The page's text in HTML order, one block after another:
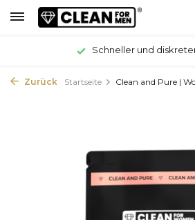
Schneller und
Zurück Startseite Clean and Pure |